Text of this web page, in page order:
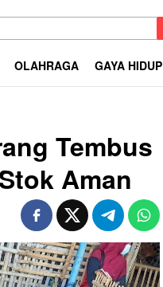
OLAHRAGA GAYA HIDUP
Tembus
Aman